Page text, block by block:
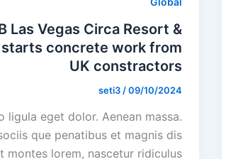
Las Vegas Circa Resort &
starts concrete work from
UK constractors
seti3 /09/10/2024
ligula eget dolor. Aenean massa.
que penatibus et magnis dis
montes lorem, nascetur ridiculus